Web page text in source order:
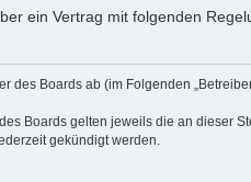
ein Vertrag mit folgenden
des Boards ab (im Folgenden
Boards gelten jeweils die an dieser
gekündigt werden.